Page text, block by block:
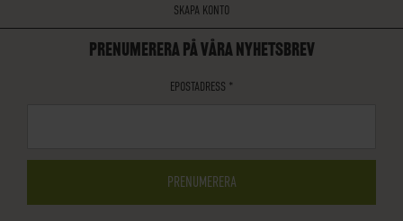
SKAPA KONTO
PRENUMERERA PÅ VÅRA NYHETSBREV
EPOSTADRESS *